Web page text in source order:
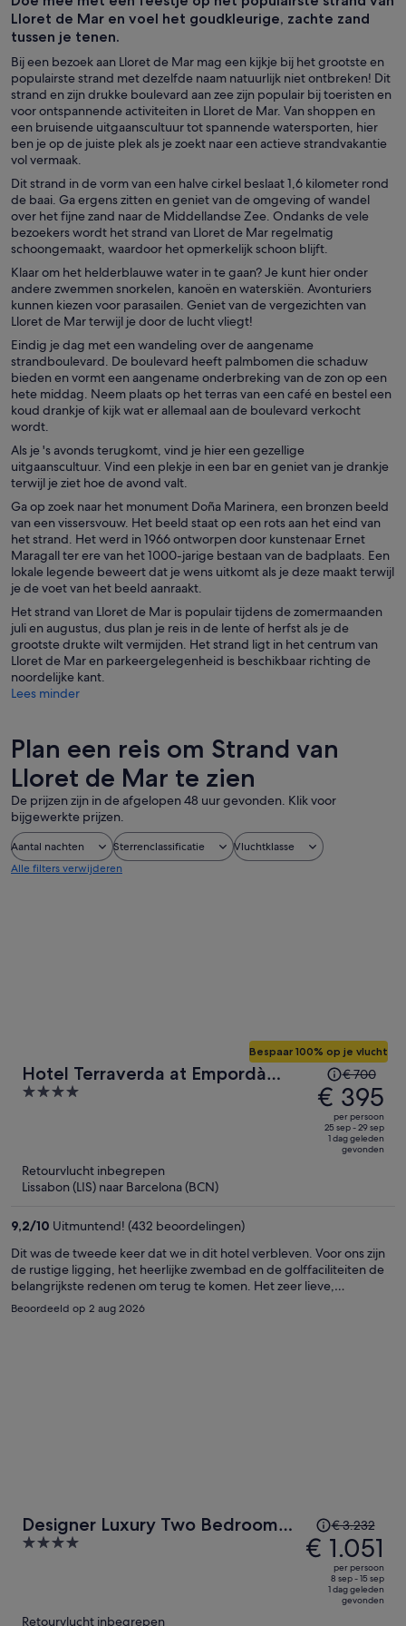
Lloret de Mar en voel het goudkleurige, zachte zand
tussen je tenen.
Bij een bezoek aan Lloret de Mar mag een kijkje bij het grootste en
populairste strand met dezelfde naam natuurlijk niet ontbreken! Dit
strand en zijn drukke boulevard aan zee zijn populair bij toeristen en
voor ontspannende activiteiten in Lloret de Mar. Van shoppen en
een bruisende uitgaanscultuur tot spannende watersporten, hier
ben je op de juiste plek als je zoekt naar een actieve strandvakantie
vol vermaak.
Dit strand in de vorm van een halve cirkel beslaat 1,6 kilometer rond
de baai. Ga ergens zitten en geniet van de omgeving of wandel
over het fijne zand naar de Middellandse Zee. Ondanks de vele
bezoekers wordt het strand van Lloret de Mar regelmatig
schoongemaakt, waardoor het opmerkelijk schoon blijft.
Klaar om het helderblauwe water in te gaan? Je kunt hier onder
andere zwemmen snorkelen, kanoën en waterskiën. Avonturiers
kunnen kiezen voor parasailen. Geniet van de vergezichten van
Lloret de Mar terwijl je door de lucht vliegt!
Eindig je dag met een wandeling over de aangename
strandboulevard. De boulevard heeft palmbomen die schaduw
bieden en vormt een aangename onderbreking van de zon op een
hete middag. Neem plaats op het terras van een café en bestel een
koud drankje of kijk wat er allemaal aan de boulevard verkocht
wordt.
Als je 's avonds terugkomt, vind je hier een gezellige
uitgaanscultuur. Vind een plekje in een bar en geniet van je drankje
terwijl je ziet hoe de avond valt.
Ga op zoek naar het monument Doña Marinera, een bronzen beeld
van een vissersvouw. Het beeld staat op een rots aan het eind van
het strand. Het werd in 1966 ontworpen door kunstenaar Ernet
Maragall ter ere van het 1000-jarige bestaan van de badplaats. Een
lokale legende beweert dat je wens uitkomt als je deze maakt terwijl
je de voet van het beeld aanraakt.
Het strand van Lloret de Mar is populair tijdens de zomermaanden
juli en augustus, dus plan je reis in de lente of herfst als je de
grootste drukte wilt vermijden. Het strand ligt in het centrum van
Lloret de Mar en parkeergelegenheid is beschikbaar richting de
noordelijke kant.
Lees minder
Plan een reis om Strand van
Lloret de Mar te zien
De prijzen zijn in de afgelopen 48 uur gevonden. Klik voor
bijgewerkte prijzen.
Aantal nachten Sterrenclassificatie
Vluchtklasse
Alle filters verwijderen
Hotel Terraverda at Empordà
Golf Resort
4
Bespaar 100% op je vlucht
De
prijs
was
€ 700,
de
persoon
€ 700
€ 395
per persoon
25 sep - 29 sep
1 dag geleden
gevonden
Retourvlucht inbegrepen
Lissabon (LIS) naar Barcelona (BCN)
9,2/10 Uitmuntend! (432 beoordelingen)
Dit was de tweede keer dat we in dit hotel verbleven. Voor ons zijn
de rustige ligging, het heerlijke zwembad en de golffaciliteiten de
belangrijkste redenen om terug te komen. Het zeer lieve,
vriendelijke en servicegerichte personeel van de receptie, de bar
tot het schoonmaak personeel verdiend een compliment!
Beoordeeld op 2 aug 2026
Designer Luxury Two Bedroom
Apartment
4
De
prijs
was
€ 3.232,
€ 3.232
€ 1.051
per persoon
8 sep - 15 sep
1 dag geleden
gevonden
Retourvlucht inbegrepen